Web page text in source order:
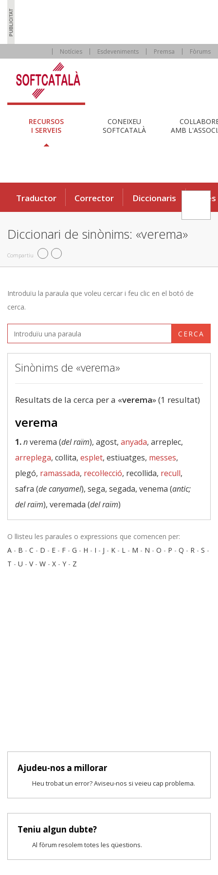
Notícies Esdeveniments Premsa Fòrums
RECURSOS
I SERVEIS
CONEIXEU
SOFTCATALÀ
AMB
Traductor Corrector Diccionaris Eines
Diccionari de sinònims: «verema»
Compartiu
Introduïu la paraula que voleu cercar i feu clic en el botó de
cerca.
CERCA
Sinònims de «verema»
Resultats de la cerca per a «verema» (1 resultat)
verema
1.nverema (del raïm), agost, anyada, arreplec,
arreplega, collita, esplet, estiuatges, messes,
plegó, ramassada, recol·lecció, recollida, recull,
safra (de canyamel), sega, segada, venema (antic;
del raïm), veremada (del raïm)
O llisteu les paraules o expressions que comencen per:
A - B - C - D - E - F - G - H - I - J - K - L - M - N - O - P - Q - R - S -
T - U - V- W - X - Y - Z
Ajudeu-nos a millorar
Heu trobat un error? Aviseu-nos si veieu cap problema.
Teniu algun dubte?
Al fòrum resolem totes les qüestions.